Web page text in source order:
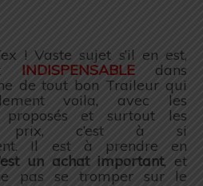
! Vaste sujet s’il en est,
INDISPENSABLEdans
de tout bon Traileur qui
voila, avec les
proposés et surtout les
prix, c’est à si
Il est à prendre en
un achat important, et
pas se tromper sur le